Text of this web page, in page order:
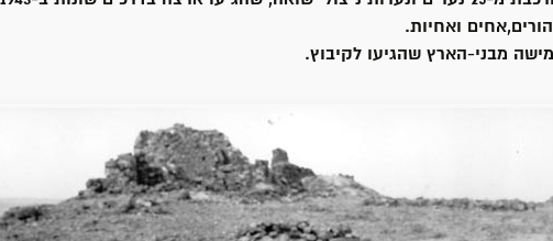
ואחיות.
מבני-הארץ שהגיעו לקיבוץ.